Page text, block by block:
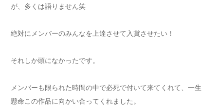
が、多くは語りません笑
絶対にメンバーのみんなを上達させて入賞させたい！
それしか頭になかったです。
メンバーも限られた時間の中で必死で付いて来てくれて、一生
懸命この作品に向かい合ってくれました。